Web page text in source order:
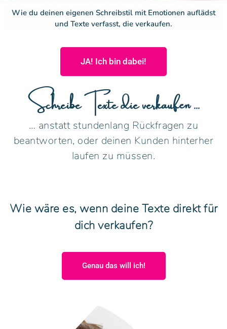
Wie du deinen eigenen Schreibstil mit Emotionen auflädst
und Texte verfasst, die verkaufen.
JA! Ich bin dabei!
Schreibe Texte die verkaufen ...
… anstatt stundenlang Rückfragen zu
beantworten, oder deinen Kunden hinterher
laufen zu müssen.
Wie wäre es, wenn deine Texte direkt für
dich verkaufen?
Genau das will ich!